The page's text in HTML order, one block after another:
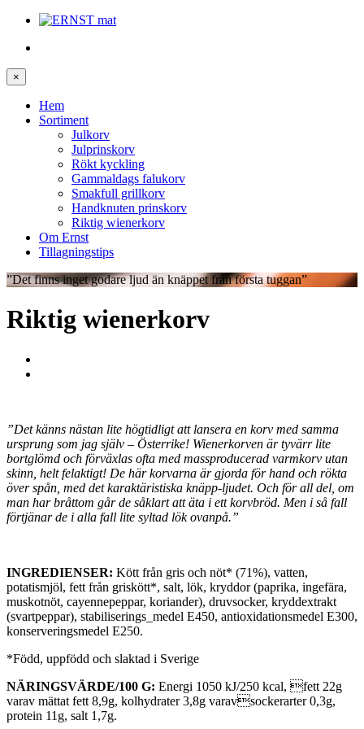
×
Hem
Sortiment
Julkorv
Julprinskorv
Rökt kyckling
Gammaldags falukorv
Smakfull grillkorv
Handknuten prinskorv
Riktig wienerkorv
Om Ernst
Tillagningstips
”Det finns inget godare ljud än knäppet från första tuggan”
Riktig wienerkorv
”Det känns nästan lite högtidligt att lansera en korv med samma
ursprung som jag själv – Österrike! Wienerkorven är tyvärr lite
bortglömd och förväxlas ofta med massproducerad varmkorv utan
skinn, helt felaktigt! De här korvarna är gjorda för hand och rökta
över spån, med det karaktäristiska knäpp-ljudet. Och för all del, om
man har bråttom går de såklart att äta i ett korvbröd. Men i så fall
förtjänar de i alla fall lite syltad lök ovanpå.”
INGREDIENSER: Kött från gris och nöt* (71%), vatten,
potatismjöl, fett från griskött*, salt, lök, kryddor (paprika, ingefära,
muskotnöt, cayennepeppar, koriander), druvsocker, kryddextrakt
(svartpeppar), stabiliserings_medel E450, antioxidationsmedel E300,
konserveringsmedel E250.
*Född, uppfödd och slaktad i Sverige
NÄRINGSVÄRDE/100 G: Energi 1050 kJ/250 kcal, fett 22g
varav mättat fett 8,9g, kolhydrater 3,8g varavsockerarter 0,3g,
protein 11g, salt 1,7g.